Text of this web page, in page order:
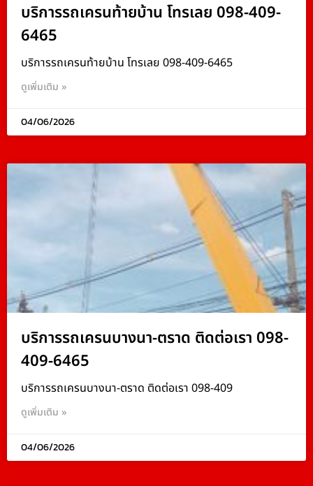
บริการรถเครนท้ายบ้าน โทรเลย 098-409-
6465
บริการรถเครนท้ายบ้าน โทรเลย 098-409-6465
ดูเพิ่มเติม »
04/06/2026
บริการรถเครนบางนา-ตราด ติดต่อเรา 098-
409-6465
บริการรถเครนบางนา-ตราด ติดต่อเรา 098-409
ดูเพิ่มเติม »
04/06/2026